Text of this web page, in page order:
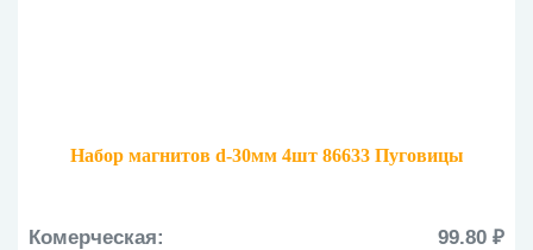
Набор магнитов d-30мм 4шт 86633 Пуговицы
Комерческая: 99.80 ₽